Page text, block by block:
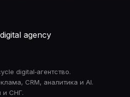
digital‑агентство.
CRM, аналитика и AI.
и СНГ.